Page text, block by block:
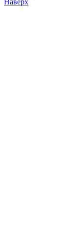
Наверх